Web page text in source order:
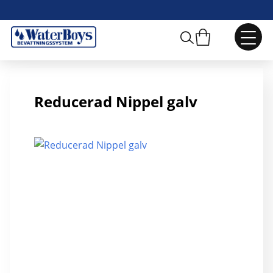
R32xR25 Reducerad Nippel galv
Reducerad Nippel galv